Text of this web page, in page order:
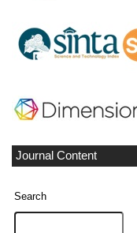
Journal Content
Search